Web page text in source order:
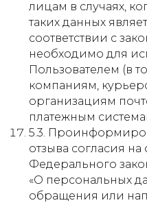
лицам в случаях,
таких данных
соответствии с
необходимо для
Пользователем (в
компаниям,
организациям
платежным
5.3.
отзыва согласия
Федерального
«О персональных
обращения или